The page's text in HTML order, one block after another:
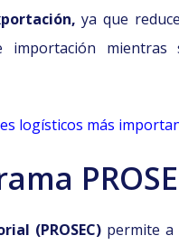
ya que
importación mientras
logísticos más
(PROSEC) permite a